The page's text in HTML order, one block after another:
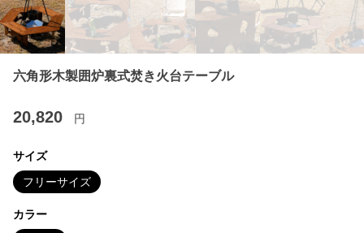
六角形木製囲炉裏式焚き火台テーブル
20,820 円
サイズ
フリーサイズ
カラー